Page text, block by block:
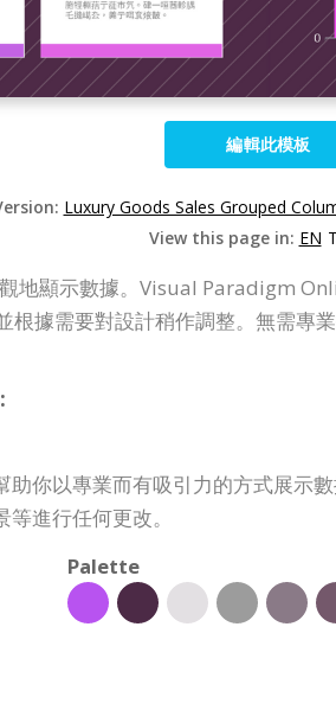
編輯此模板
Luxury Goods Sales Grouped
View this page in: EN
地顯示數據。Visual Paradigm
據需要對設計稍作調整。無需專
你以專業而有吸引力的方式展示
進行任何更改。
Palette